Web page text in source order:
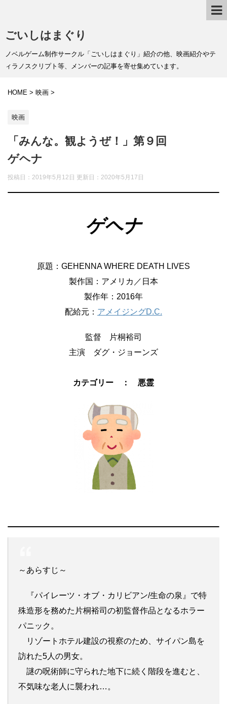
ごいしはまぐり
ノベルゲーム制作サークル「ごいしはまぐり」紹介の他、映画紹介やテ
ィラノスクリプト等、メンバーの記事を寄せ集めています。
HOME > 映画 >
映画
「みんな。観ようぜ！」第９回
ゲヘナ
投稿日：2019年5月12日 更新日： 2020年5月17日
ゲヘナ
原題：GEHENNA WHERE DEATH LIVES
製作国：アメリカ／日本
製作年：2016年
配給元： アメイジングD.C.
監督 片桐裕司
主演 ダグ・ジョーンズ
カテゴリー ： 悪霊
～あらすじ～
『パイレーツ・オブ・カリビアン/生命の泉』で特
殊造形を務めた片桐裕司の初監督作品となるホラー
パニック。
リゾートホテル建設の視察のため、サイパン島を
訪れた5人の男女。
謎の呪術師に守られた地下に続く階段を進むと、
不気味な老人に襲われ…。